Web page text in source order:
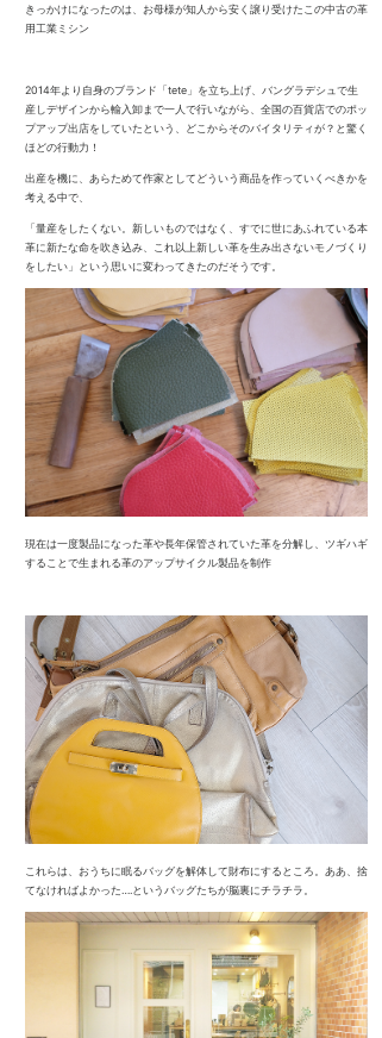
きっかけになったのは、お母様が知人から安く譲り受けたこの中古の革
用工業ミシン
2014年より自身のブランド「tete」を立ち上げ、バングラデシュで生
産しデザインから輸入卸まで一人で行いながら、全国の百貨店でのポッ
プアップ出店をしていたという、どこからそのバイタリティが？と驚く
ほどの行動力！
出産を機に、あらためて作家としてどういう商品を作っていくべきかを
考える中で、
「量産をしたくない。新しいものではなく、すでに世にあふれている本
革に新たな命を吹き込み、これ以上新しい革を生み出さないモノづくり
をしたい」という思いに変わってきたのだそうです。
現在は一度製品になった革や長年保管されていた革を分解し、ツギハギ
することで生まれる革のアップサイクル製品を制作
これらは、おうちに眠るバッグを解体して財布にするところ。ああ、捨
てなければよかった….というバッグたちが脳裏にチラチラ。